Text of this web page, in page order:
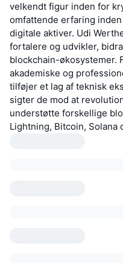
velkendt figur inden for
omfattende erfaring
digitale aktiver. Udi
fortalere og udvikler,
blockchain-økosystemer.
akademiske og
tilføjer et lag af teknisk
sigter de mod at
understøtte forskellige
Lightning, Bitcoin, Solana